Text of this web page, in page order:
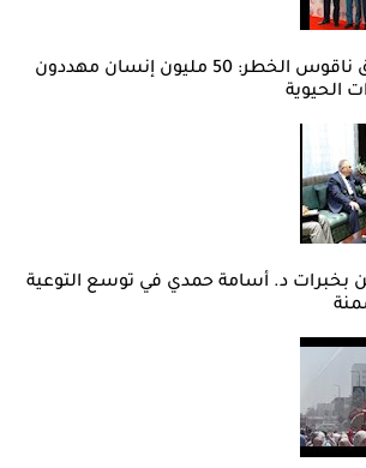
وزير الصحة يدق ناقوس الخطر: 50 مليون إنسان مهددون
الحيوية
بخبرات د. أسامة حمدي في توسع التوعية